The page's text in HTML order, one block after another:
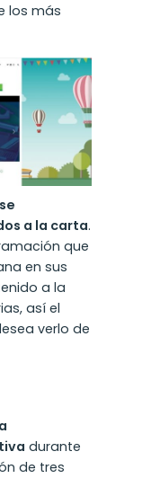
los más
se
a la carta.
que
en sus
a la
así el
verlo de
durante
de tres